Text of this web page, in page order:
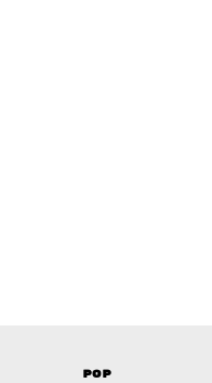
Pop